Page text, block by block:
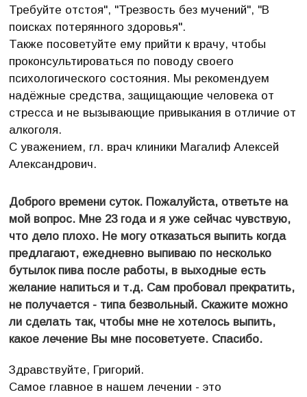
Требуйте отстоя", "Трезвость без мучений", "В
поисках потерянного здоровья".
Также посоветуйте ему прийти к врачу, чтобы
проконсультироваться по поводу своего
психологического состояния. Мы рекомендуем
надёжные средства, защищающие человека от
стресса и не вызывающие привыкания в отличие от
алкоголя.
С уважением, гл. врач клиники Магалиф Алексей
Александрович.
Доброго времени суток. Пожалуйста, ответьте на
мой вопрос. Мне 23 года и я уже сейчас чувствую,
что дело плохо. Не могу отказаться выпить когда
предлагают, ежедневно выпиваю по несколько
бутылок пива после работы, в выходные есть
желание напиться и т.д. Сам пробовал прекратить,
не получается - типа безвольный. Скажите можно
ли сделать так, чтобы мне не хотелось выпить,
какое лечение Вы мне посоветуете. Спасибо.
Здравствуйте, Григорий.
Самое главное в нашем лечении - это